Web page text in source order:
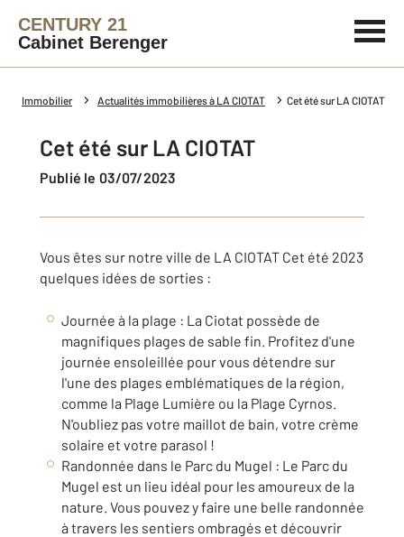
CENTURY 21
Cabinet Berenger
Immobilier Actualités immobilières à LA CIOTAT Cet été sur LA CIOTAT
Cet été sur LA CIOTAT
Publié le 03/07/2023
Vous êtes sur notre ville de LA CIOTAT Cet été 2023
quelques idées de sorties :
Journée à la plage : La Ciotat possède de
magnifiques plages de sable fin. Profitez d'une
journée ensoleillée pour vous détendre sur
l'une des plages emblématiques de la région,
comme la Plage Lumière ou la Plage Cyrnos.
N'oubliez pas votre maillot de bain, votre crème
solaire et votre parasol !
Randonnée dans le Parc du Mugel : Le Parc du
Mugel est un lieu idéal pour les amoureux de la
nature. Vous pouvez y faire une belle randonnée
à travers les sentiers ombragés et découvrir